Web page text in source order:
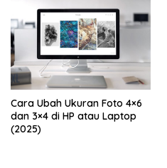
Cara Ubah Ukuran Foto 4×6
dan 3×4 di HP atau Laptop
(2025)